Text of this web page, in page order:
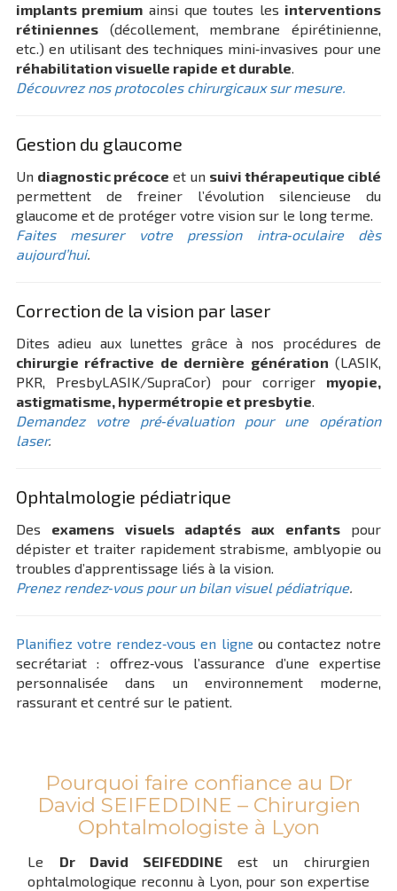
implants premium ainsi que toutes les interventions
rétiniennes(décollement, membrane épirétinienne,
etc.) en utilisant des techniques mini‑invasives pour une
réhabilitation visuelle rapide et durable.
Découvrez nos protocoles chirurgicaux sur mesure.
Gestion du glaucome
Un diagnostic précoce et un suivi thérapeutique ciblé
permettent de freiner l’évolution silencieuse du
glaucome et de protéger votre vision sur le long terme.
Faites mesurer votre pression intra‑oculaire dès
aujourd’hui.
Correction de la vision par laser
Dites adieu aux lunettes grâce à nos procédures de
chirurgie réfractive de dernière génération (LASIK,
PKR, PresbyLASIK/SupraCor) pour corriger myopie,
astigmatisme, hypermétropie et presbytie.
Demandez votre pré‑évaluation pour une opération
laser.
Ophtalmologie pédiatrique
Des examens visuels adaptés aux enfantspour
dépister et traiter rapidement strabisme, amblyopie ou
troubles d’apprentissage liés à la vision.
Prenez rendez‑vous pour un bilan visuel pédiatrique.
Planifiez votre rendez‑vous en ligne ou contactez notre
secrétariat : offrez‑vous l’assurance d’une expertise
personnalisée dans un environnement moderne,
rassurant et centré sur le patient.
Pourquoi faire confiance au Dr
David SEIFEDDINE – Chirurgien
Ophtalmologiste à Lyon
Le Dr David SEIFEDDINE est un chirurgien
ophtalmologique reconnu à Lyon, pour son expertise